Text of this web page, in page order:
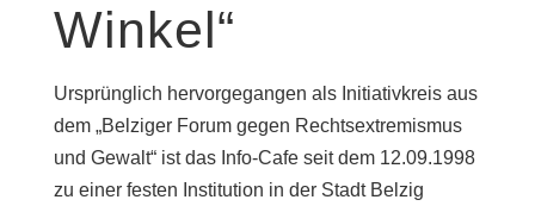
Winkel“
Ursprünglich hervorgegangen als Initiativkreis aus
dem „Belziger Forum gegen Rechtsextremismus
und Gewalt“ ist das Info-Cafe seit dem 12.09.1998
zu einer festen Institution in der Stadt Belzig